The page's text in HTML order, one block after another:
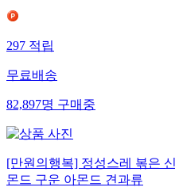
297적립
무료배송
82,897명구매중
[만원의행복] 정성스레 볶은
몬드 구운 아몬드 견과류